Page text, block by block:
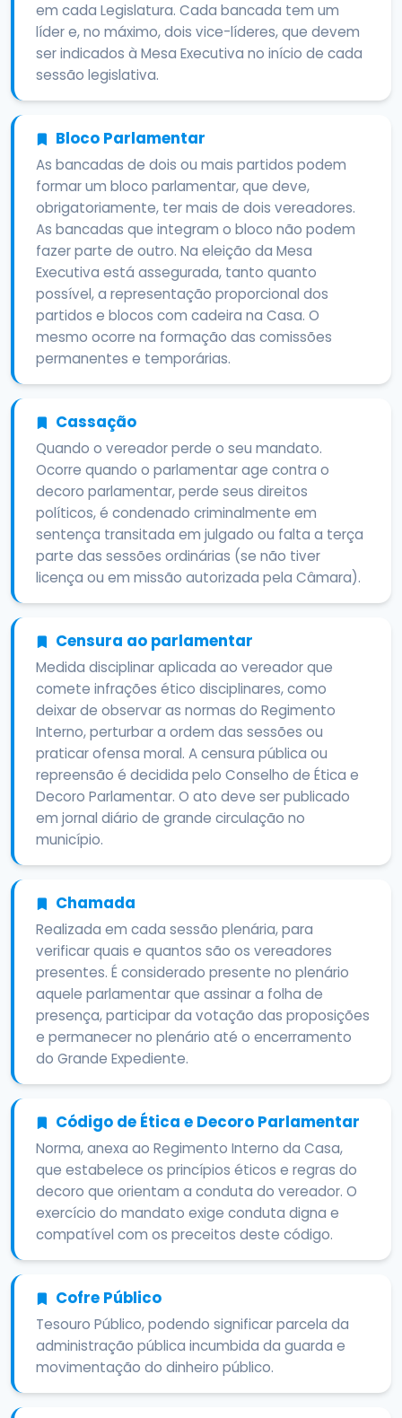
em cada Legislatura. Cada bancada tem um
líder e, no máximo, dois vice-líderes, que devem
ser indicados à Mesa Executiva no início de cada
sessão legislativa.
Bloco Parlamentar
As bancadas de dois ou mais partidos podem
formar um bloco parlamentar, que deve,
obrigatoriamente, ter mais de dois vereadores.
As bancadas que integram o bloco não podem
fazer parte de outro. Na eleição da Mesa
Executiva está assegurada, tanto quanto
possível, a representação proporcional dos
partidos e blocos com cadeira na Casa. O
mesmo ocorre na formação das comissões
permanentes e temporárias.
Cassação
Quando o vereador perde o seu mandato.
Ocorre quando o parlamentar age contra o
decoro parlamentar, perde seus direitos
políticos, é condenado criminalmente em
sentença transitada em julgado ou falta a terça
parte das sessões ordinárias (se não tiver
licença ou em missão autorizada pela Câmara).
Censura ao parlamentar
Medida disciplinar aplicada ao vereador que
comete infrações ético disciplinares, como
deixar de observar as normas do Regimento
Interno, perturbar a ordem das sessões ou
praticar ofensa moral. A censura pública ou
repreensão é decidida pelo Conselho de Ética e
Decoro Parlamentar. O ato deve ser publicado
em jornal diário de grande circulação no
município.
Chamada
Realizada em cada sessão plenária, para
verificar quais e quantos são os vereadores
presentes. É considerado presente no plenário
aquele parlamentar que assinar a folha de
presença, participar da votação das proposições
e permanecer no plenário até o encerramento
do Grande Expediente.
Código de Ética e Decoro Parlamentar
Norma, anexa ao Regimento Interno da Casa,
que estabelece os princípios éticos e regras do
decoro que orientam a conduta do vereador. O
exercício do mandato exige conduta digna e
compatível com os preceitos deste código.
Cofre Público
Tesouro Público, podendo significar parcela da
administração pública incumbida da guarda e
movimentação do dinheiro público.